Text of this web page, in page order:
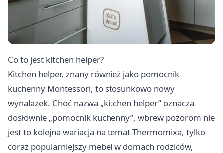
Co to jest kitchen helper?
Kitchen helper, znany również jako pomocnik
kuchenny Montessori, to stosunkowo nowy
wynalazek. Choć nazwa „kitchen helper” oznacza
dosłownie „pomocnik kuchenny”, wbrew pozorom nie
jest to kolejna wariacja na temat Thermomixa, tylko
coraz popularniejszy mebel w domach rodziców,